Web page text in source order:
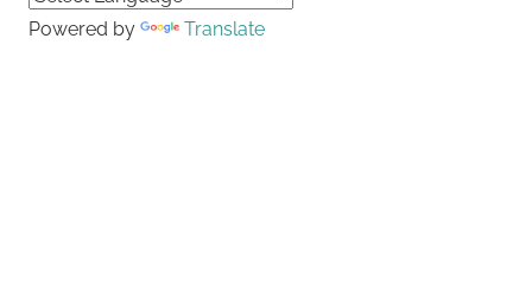
Powered by Translate